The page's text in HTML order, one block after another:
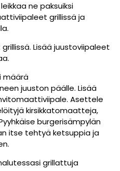
ne paksuiksi
grillissä ja
Lisää juustoviipaleet
määrä
juuston päälle. Lisää
Asettele
kirsikkatomaatteja,
burgerisämpylän
itse tehtyä ketsuppia ja
grillattuja